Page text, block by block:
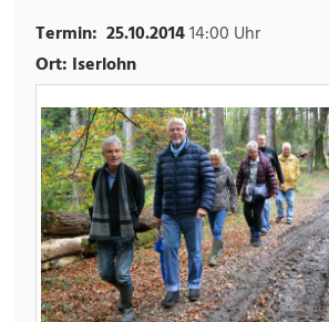
Termin: 25.10.201414:00 Uhr
Ort: Iserlohn